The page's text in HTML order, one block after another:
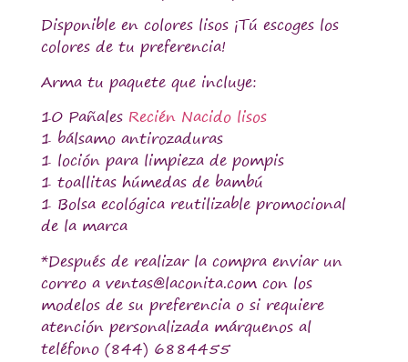
Disponible en colores lisos ¡Tú escoges los
colores de tu preferencia!
Arma tu paquete que incluye:
10 Pañales Recién Nacido lisos
1 bálsamo antirozaduras
1 loción para limpieza de pompis
1 toallitas húmedas de bambú
1 Bolsa ecológica reutilizable promocional
de la marca
*Después de realizar la compra enviar un
correo a ventas@laconita.com con los
modelos de su preferencia o si requiere
atención personalizada márquenos al
teléfono (844) 6884455